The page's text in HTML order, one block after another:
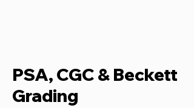
PSA, CGC & Beckett
Grading